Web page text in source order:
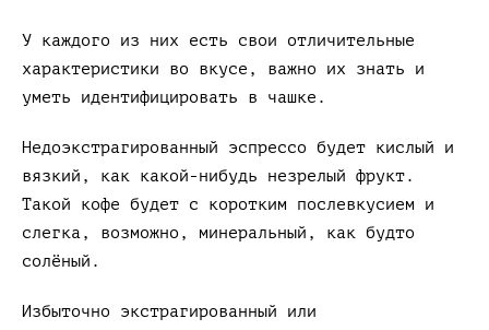
У каждого из них есть свои отличительные
характеристики во вкусе, важно их знать и
уметь идентифицировать в чашке.
Недоэкстрагированный эспрессо будет кислый и
вязкий, как какой-нибудь незрелый фрукт.
Такой кофе будет с коротким послевкусием и
слегка, возможно, минеральный, как будто
солёный.
Избыточно экстрагированный или